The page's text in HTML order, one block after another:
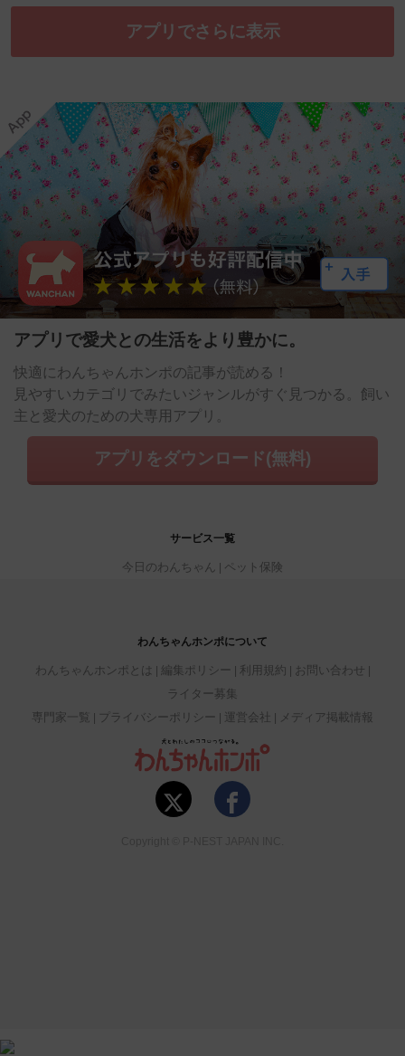
アプリでさらに表示
アプリで愛犬との生活をより豊かに。
快適にわんちゃんホンポの記事が読める！
見やすいカテゴリでみたいジャンルがすぐ見つかる。飼い
主と愛犬のための犬専用アプリ。
アプリをダウンロード(無料)
サービス一覧
今日のわんちゃん ペット保険
わんちゃんホンポについて
わんちゃんホンポとは 編集ポリシー 利用規約
お問い合わせ
ライター募集
専門家一覧
プライバシーポリシー 運営会社 メディア掲載情報